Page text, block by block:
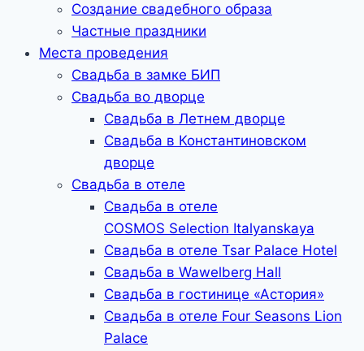
Создание свадебного образа
Частные праздники
Места проведения
Свадьба в замке БИП
Свадьба во дворце
Свадьба в Летнем дворце
Свадьба в Константиновском
дворце
Свадьба в отеле
Свадьба в отеле
COSMOS Selection Italyanskaya
Свадьба в отеле Tsar Palace Hotel
Свадьба в Wawelberg Hall
Свадьба в гостинице «Астория»
Свадьба в отеле Four Seasons Lion
Palace